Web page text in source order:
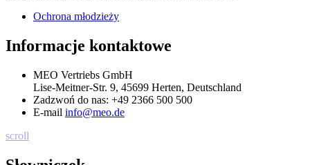
Ochrona młodzieży
Informacje kontaktowe
MEO Vertriebs GmbH
Lise-Meitner-Str. 9, 45699 Herten, Deutschland
Zadzwoń do nas: +49 2366 500 500
E-mail info@meo.de
scroll